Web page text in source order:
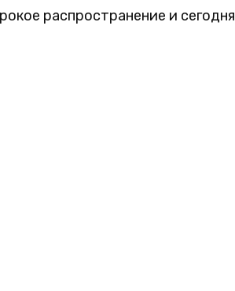
распространение и сегодня